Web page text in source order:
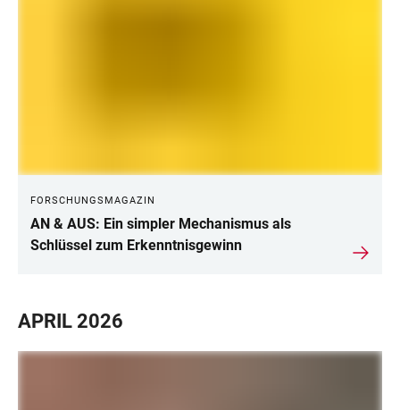
FORSCHUNGSMAGAZIN
AN & AUS: Ein simpler Mechanismus als
Schlüssel zum Erkenntnisgewinn
APRIL 2026